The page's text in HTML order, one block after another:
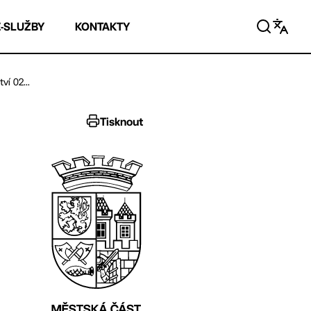
SLUŽBY KONTAKTY
02...
Tisknout